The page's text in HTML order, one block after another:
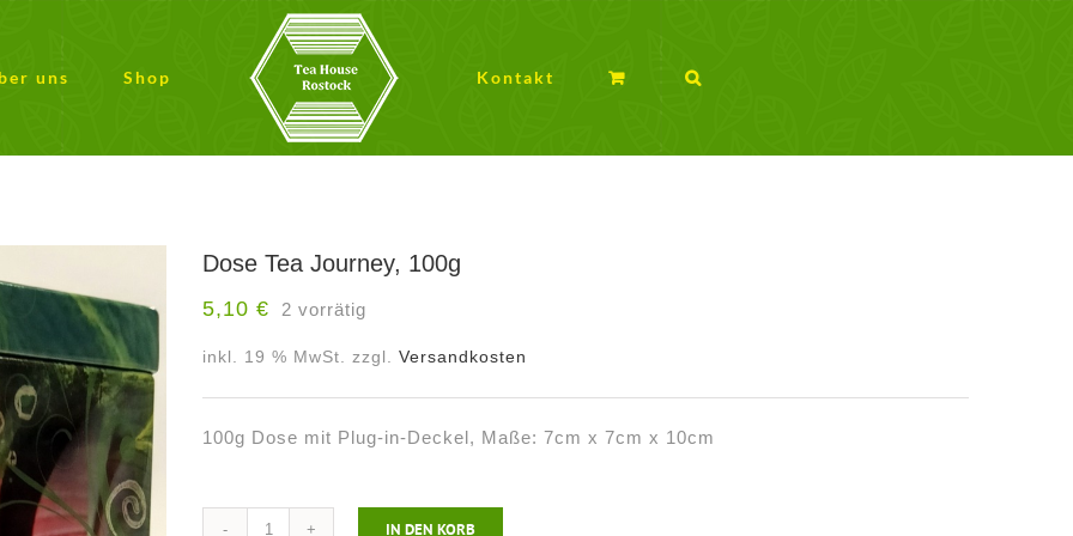
uns Shop Kontakt
Dose Tea Journey, 100g
5,10 € 2 vorrätig
inkl. 19 % MwSt. zzgl. Versandkosten
100g Dose mit Plug-in-Deckel, Maße: 7cm x 7cm x 10cm
IN DEN KORB